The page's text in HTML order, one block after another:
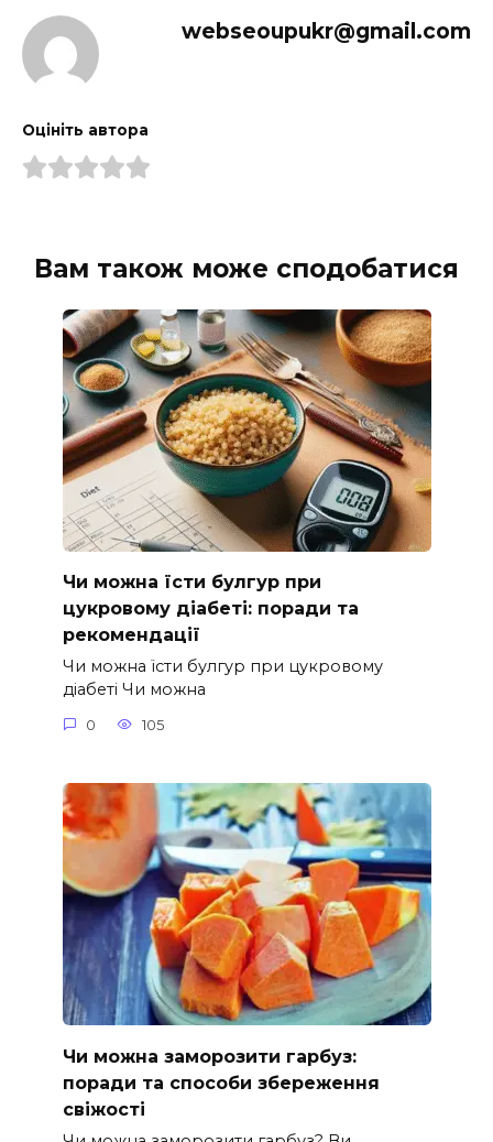
webseoupukr@gmail.com
Оцініть автора
Вам також може сподобатися
Чи можна їсти булгур при
цукровому діабеті: поради та
рекомендації
Чи можна їсти булгур при цукровому
діабеті Чи можна
0 105
Чи можна заморозити гарбуз:
поради та способи збереження
свіжості